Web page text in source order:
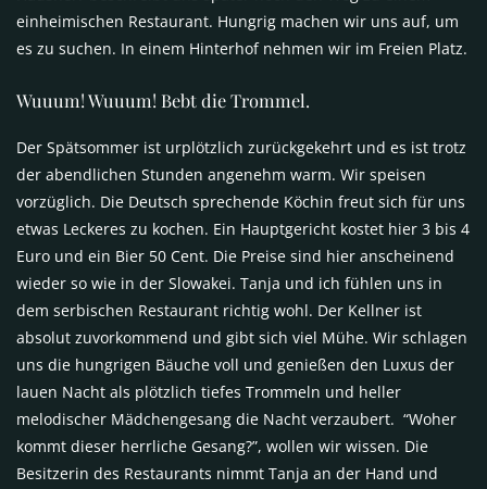
einheimischen Restaurant. Hungrig machen wir uns auf, um
es zu suchen. In einem Hinterhof nehmen wir im Freien Platz.
Wuuum! Wuuum! Bebt die Trommel.
Der Spätsommer ist urplötzlich zurückgekehrt und es ist trotz
der abendlichen Stunden angenehm warm. Wir speisen
vorzüglich. Die Deutsch sprechende Köchin freut sich für uns
etwas Leckeres zu kochen. Ein Hauptgericht kostet hier 3 bis 4
Euro und ein Bier 50 Cent. Die Preise sind hier anscheinend
wieder so wie in der Slowakei. Tanja und ich fühlen uns in
dem serbischen Restaurant richtig wohl. Der Kellner ist
absolut zuvorkommend und gibt sich viel Mühe. Wir schlagen
uns die hungrigen Bäuche voll und genießen den Luxus der
lauen Nacht als plötzlich tiefes Trommeln und heller
melodischer Mädchengesang die Nacht verzaubert. “Woher
kommt dieser herrliche Gesang?”, wollen wir wissen. Die
Besitzerin des Restaurants nimmt Tanja an der Hand und